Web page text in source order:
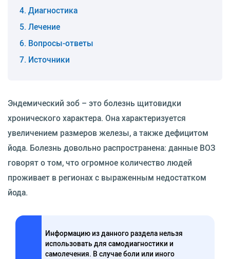
Диагностика
Лечение
Вопросы-ответы
Источники
Эндемический зоб – это болезнь щитовидки
хронического характера. Она характеризуется
увеличением размеров железы, а также дефицитом
йода. Болезнь довольно распространена: данные ВОЗ
говорят о том, что огромное количество людей
проживает в регионах с выраженным недостатком
йода.
Информацию из данного раздела нельзя
использовать для самодиагностики и
самолечения. В случае боли или иного